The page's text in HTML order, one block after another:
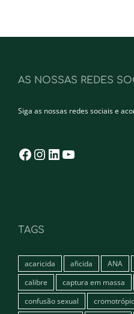
AS NOSSAS REDES
Siga as nossas redes sociais e
Facebook
Instagram
LinkedIn
TAGS
acaricida aficida ANA
calibre
captura em massa
confusão sexual